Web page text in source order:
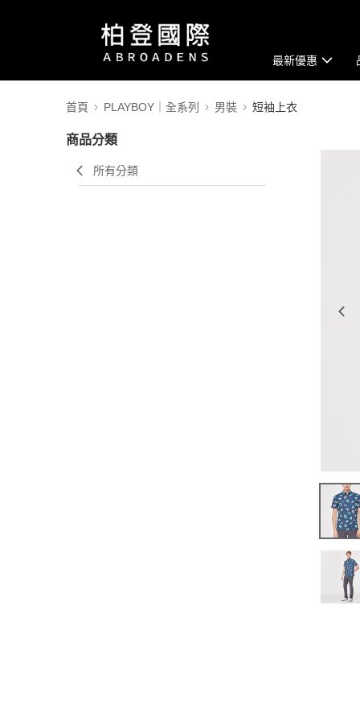
最新優惠
首頁 PLAYBOY｜全系列 男裝 短袖上衣
商品分類
所有分類